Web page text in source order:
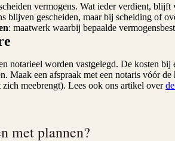
vermogens. Wat ieder verdient,
blijven gescheiden, maar bij scheiding of
: maatwerk waarbij bepaalde
notarieel worden vastgelegd. De kosten
Maak een afspraak met een notaris vóór
meebrengt). Lees ook ons artikel over
met plannen?